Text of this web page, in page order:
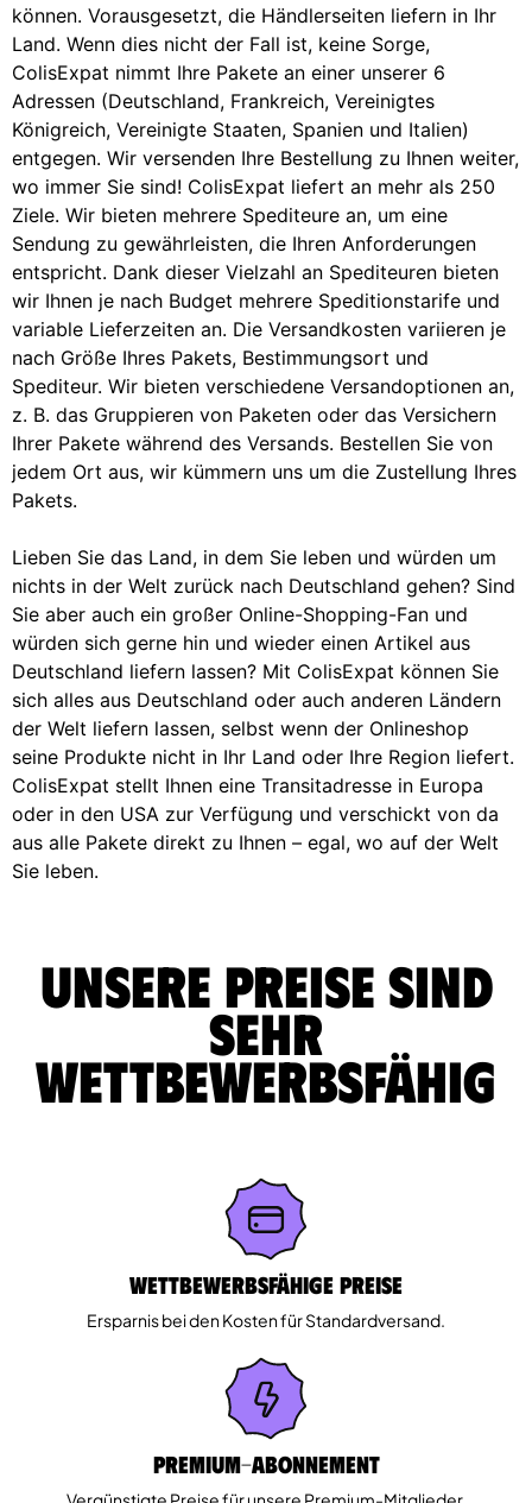
können. Vorausgesetzt, die Händlerseiten liefern in Ihr
Land. Wenn dies nicht der Fall ist, keine Sorge,
ColisExpat nimmt Ihre Pakete an einer unserer 6
Adressen (Deutschland, Frankreich, Vereinigtes
Königreich, Vereinigte Staaten, Spanien und Italien)
entgegen. Wir versenden Ihre Bestellung zu Ihnen weiter,
wo immer Sie sind! ColisExpat liefert an mehr als 250
Ziele. Wir bieten mehrere Spediteure an, um eine
Sendung zu gewährleisten, die Ihren Anforderungen
entspricht. Dank dieser Vielzahl an Spediteuren bieten
wir Ihnen je nach Budget mehrere Speditionstarife und
variable Lieferzeiten an. Die Versandkosten variieren je
nach Größe Ihres Pakets, Bestimmungsort und
Spediteur. Wir bieten verschiedene Versandoptionen an,
z. B. das Gruppieren von Paketen oder das Versichern
Ihrer Pakete während des Versands. Bestellen Sie von
jedem Ort aus, wir kümmern uns um die Zustellung Ihres
Pakets.
Lieben Sie das Land, in dem Sie leben und würden um
nichts in der Welt zurück nach Deutschland gehen? Sind
Sie aber auch ein großer Online-Shopping-Fan und
würden sich gerne hin und wieder einen Artikel aus
Deutschland liefern lassen? Mit ColisExpat können Sie
sich alles aus Deutschland oder auch anderen Ländern
der Welt liefern lassen, selbst wenn der Onlineshop
seine Produkte nicht in Ihr Land oder Ihre Region liefert.
ColisExpat stellt Ihnen eine Transitadresse in Europa
oder in den USA zur Verfügung und verschickt von da
aus alle Pakete direkt zu Ihnen – egal, wo auf der Welt
Sie leben.
Unsere Preise sind
sehr
wettbewerbsfähig
Wettbewerbsfähige Preise
Ersparnis bei den Kosten für Standardversand.
Premium-Abonnement